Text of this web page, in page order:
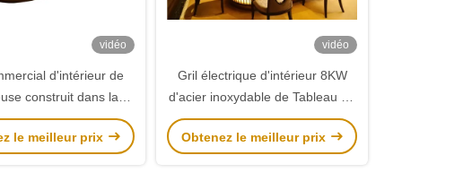
vidéo
d'intérieur de
construit dans la
de gril de Hibachi
de mouton de
le meilleur prix
vidéo
Gril électrique d'intérieur 8KW
d'acier inoxydable de Tableau de
gril de Teppanyaki d'ellipse
Obtenez le meilleur prix